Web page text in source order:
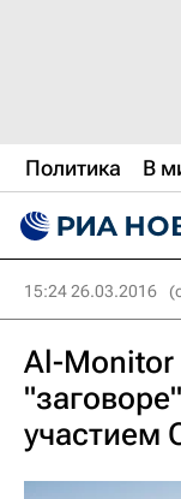
Политика В
15:24 26.03.2016
Al-Monitor
участием